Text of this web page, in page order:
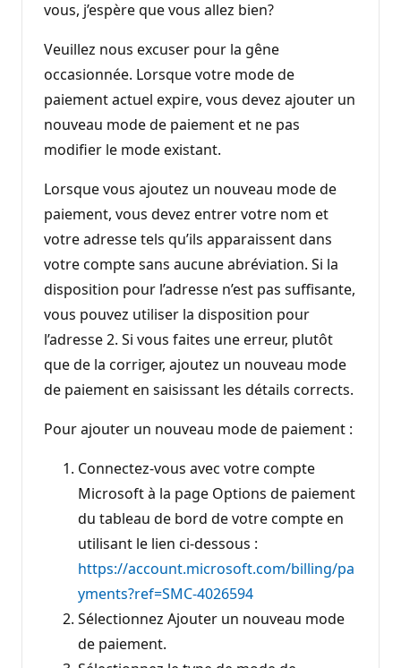
vous, j’espère que vous allez bien?
Veuillez nous excuser pour la gêne
occasionnée. Lorsque votre mode de
paiement actuel expire, vous devez ajouter un
nouveau mode de paiement et ne pas
modifier le mode existant.
Lorsque vous ajoutez un nouveau mode de
paiement, vous devez entrer votre nom et
votre adresse tels qu’ils apparaissent dans
votre compte sans aucune abréviation. Si la
disposition pour l’adresse n’est pas suffisante,
vous pouvez utiliser la disposition pour
l’adresse 2. Si vous faites une erreur, plutôt
que de la corriger, ajoutez un nouveau mode
de paiement en saisissant les détails corrects.
Pour ajouter un nouveau mode de paiement :
Connectez-vous avec votre compte
Microsoft à la page Options de paiement
du tableau de bord de votre compte en
utilisant le lien ci-dessous :
https://account.microsoft.com/billing/pa
yments?ref=SMC-4026594
Sélectionnez Ajouter un nouveau mode
de paiement.